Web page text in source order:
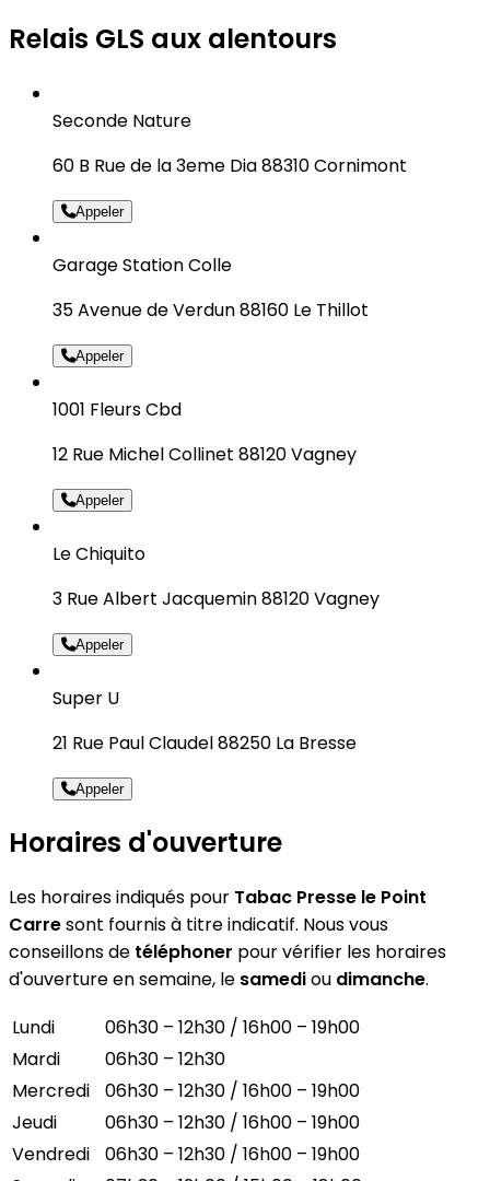
Relais GLS aux alentours
Seconde Nature
60 B Rue de la 3eme Dia 88310 Cornimont
Appeler
Garage Station Colle
35 Avenue de Verdun 88160 Le Thillot
Appeler
1001 Fleurs Cbd
12 Rue Michel Collinet 88120 Vagney
Appeler
Le Chiquito
3 Rue Albert Jacquemin 88120 Vagney
Appeler
Super U
21 Rue Paul Claudel 88250 La Bresse
Appeler
Horaires d'ouverture
Les horaires indiqués pour Tabac Presse le Point
Carresont fournis à titre indicatif. Nous vous
conseillons de téléphoner pour vérifier les horaires
d'ouverture en semaine, le samediou dimanche.
Lundi
06h30 – 12h30 / 16h00 – 19h00
Mardi
06h30 – 12h30
Mercredi
06h30 – 12h30 / 16h00 – 19h00
Jeudi
06h30 – 12h30 / 16h00 – 19h00
Vendredi
06h30 – 12h30 / 16h00 – 19h00